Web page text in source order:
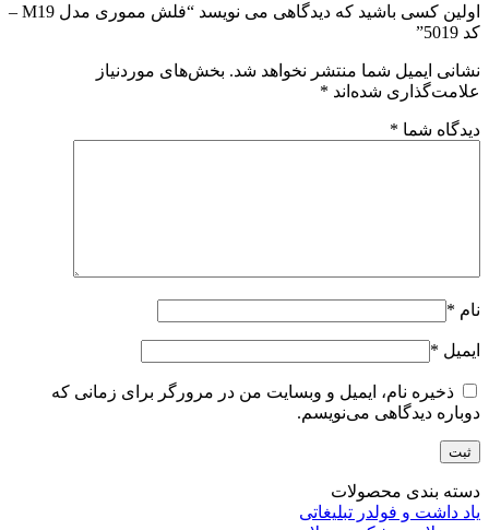
اولین کسی باشید که دیدگاهی می نویسد “فلش مموری مدل M19 –
کد 5019”
نشانی ایمیل شما منتشر نخواهد شد. بخش‌های موردنیاز
علامت‌گذاری شده‌اند *
دیدگاه شما *
نام *
ایمیل *
ذخیره نام، ایمیل و وبسایت من در مرورگر برای زمانی که
دوباره دیدگاهی می‌نویسم.
دسته بندی محصولات
یاد داشت و فولدر تبلیغاتی